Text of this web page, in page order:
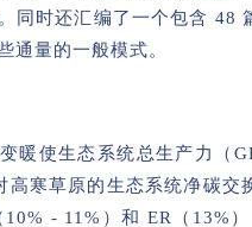
同时还汇编了一个包含 48
通量的一般模式。
暖使生态系统总生产力（
高寒草原的生态系统净碳
- 11%）和 ER（13%